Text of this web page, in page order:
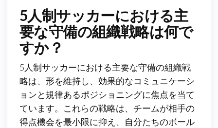
5人制サッカーにおける主
要な守備の組織戦略は何で
すか？
5人制サッカーにおける主要な守備の組織戦
略は、形を維持し、効果的なコミュニケーシ
ョンと規律あるポジショニングに焦点を当て
ています。これらの戦略は、チームが相手の
得点機会を最小限に抑え、自分たちのボール